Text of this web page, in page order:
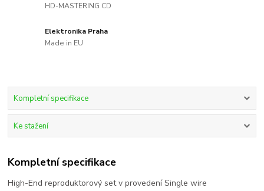
HD-MASTERING CD
Elektronika Praha
Made in EU
Kompletní specifikace
Ke stažení
Kompletní specifikace
High-End reproduktorový set v provedení Single wire